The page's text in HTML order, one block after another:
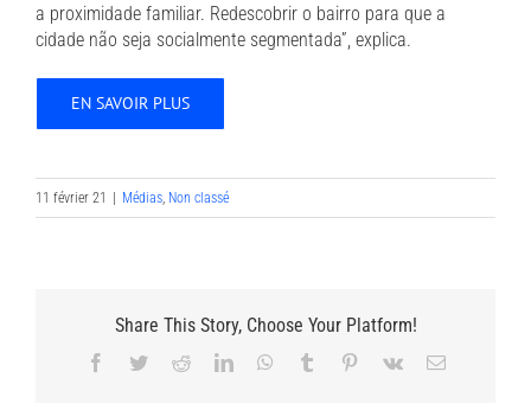
a proximidade familiar. Redescobrir o bairro para que a
cidade não seja socialmente segmentada”, explica.
EN SAVOIR PLUS
11 février 21 | Médias Non classé
Share This Story, Choose Your Platform!
Facebook
TwitterRedditLinkedInWhatsApp
Tumblr Pinterest
Vk Email